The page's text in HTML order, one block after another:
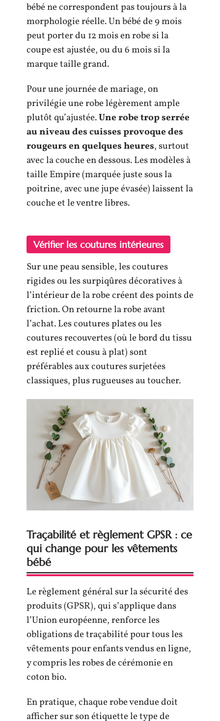
bébé ne correspondent pas toujours à la
morphologie réelle. Un bébé de 9 mois
peut porter du 12 mois en robe si la
coupe est ajustée, ou du 6 mois si la
marque taille grand.
Pour une journée de mariage, on
privilégie une robe légèrement ample
plutôt qu’ajustée.Une robe trop serrée
au niveau des cuisses provoque des
rougeurs en quelques heures, surtout
avec la couche en dessous. Les modèles à
taille Empire (marquée juste sous la
poitrine, avec une jupe évasée) laissent la
couche et le ventre libres.
Vérifier les coutures intérieures
Sur une peau sensible, les coutures
rigides ou les surpiqûres décoratives à
l’intérieur de la robe créent des points de
friction. On retourne la robe avant
l’achat. Les coutures plates ou les
coutures recouvertes (où le bord du tissu
est replié et cousu à plat) sont
préférables aux coutures surjetées
classiques, plus rugueuses au toucher.
Traçabilité et règlement GPSR : ce
qui change pour les vêtements
bébé
Le règlement général sur la sécurité des
produits (GPSR), qui s’applique dans
l’Union européenne, renforce les
obligations de traçabilité pour tous les
vêtements pour enfants vendus en ligne,
y compris les robes de cérémonie en
coton bio.
En pratique, chaque robe vendue doit
afficher sur son étiquette le type de